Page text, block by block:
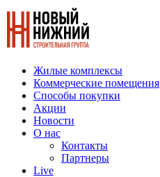
Жилые комплексы
Коммерческие помещения
Способы покупки
Акции
Новости
О нас
Контакты
Партнеры
Live